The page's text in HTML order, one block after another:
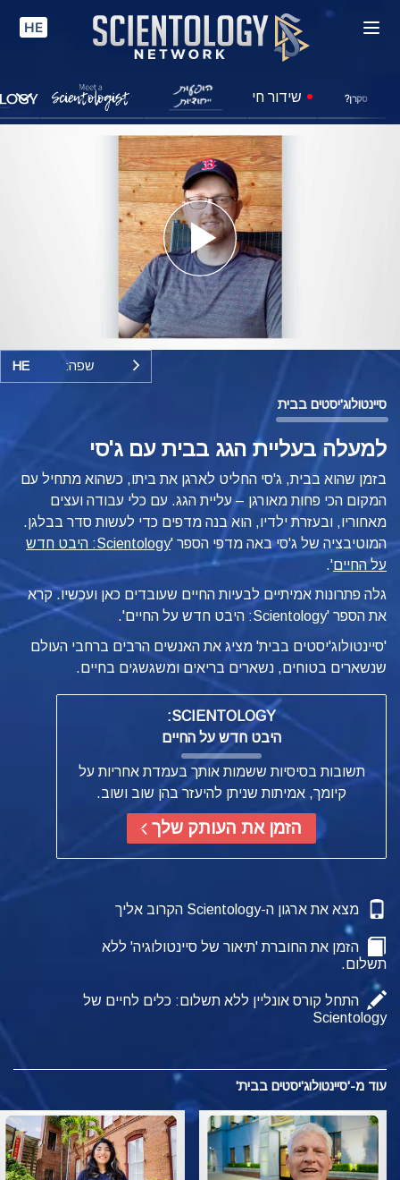
HE
סקרן? שידור חי
Play
Video
שפה: HE
סיינטולוג'יסטים בבית
למעלה בעליית הגג בבית עם ג'סי
בזמן שהוא בבית, ג'סי החליט לארגן את ביתו, כשהוא מתחיל עם
המקום הכי פחות מאורגן – עליית הגג. עם כלי עבודה ועצים
מאחוריו, ובעזרת ילדיו, הוא בנה מדפים כדי לעשות סדר בבלגן.
המוטיבציה של ג'סי באה מדפי הספר '
Scientology: היבט חדש
על החיים'.
גלה פתרונות אמיתיים לבעיות החיים שעובדים כאן ועכשיו. קרא
את הספר 'Scientology: היבט חדש על החיים'.
'סיינטולוג'יסטים בבית' מציג את האנשים הרבים ברחבי העולם
שנשארים בטוחים, נשארים בריאים ומשגשגים בחיים.
SCIENTOLOGY:
היבט חדש על החיים
תשובות בסיסיות ששמות אותך בעמדת אחריות על
קיומך, אמיתות שניתן להיעזר בהן שוב ושוב.
הזמן את העותק שלך
מצא את ארגון ה-Scientology הקרוב אליך
הזמן את החוברת 'תיאור של סיינטולוגיה' ללא
תשלום.
התחל קורס אונליין ללא תשלום: כלים לחיים של
Scientology
עוד מ-'סיינטולוג'יסטים בבית'